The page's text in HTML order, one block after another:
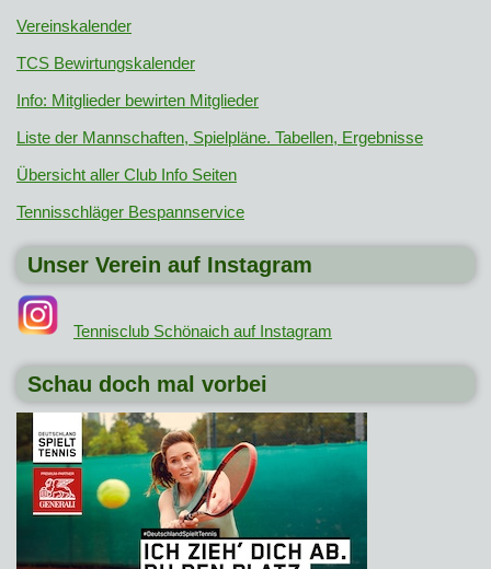
Vereinskalender
TCS Bewirtungskalender
Info: Mitglieder bewirten Mitglieder
Liste der Mannschaften, Spielpläne. Tabellen, Ergebnisse
Übersicht aller Club Info Seiten
Tennisschläger Bespannservice
Unser Verein auf Instagram
Tennisclub Schönaich auf Instagram
Schau doch mal vorbei